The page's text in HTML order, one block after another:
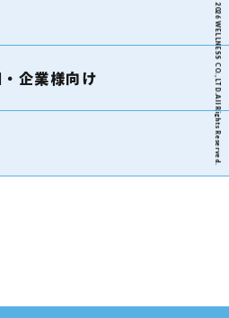
2026 WELLNESS CO.,LTD.All Rights Reserved.
企業様向け